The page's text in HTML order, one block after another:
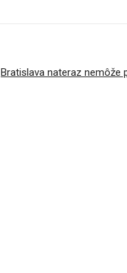
Bratislava nateraz nemôže